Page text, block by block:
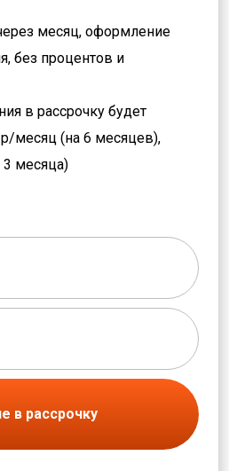
месяц, оформление
без процентов и
в рассрочку будет
р/месяц (на 6 месяцев),
месяца)
в рассрочку